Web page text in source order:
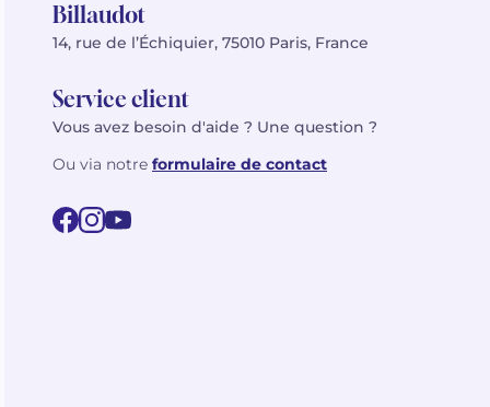
Billaudot
14, rue de l’Échiquier, 75010 Paris, France
Service client
Vous avez besoin d'aide ? Une question ?
Ou via notre formulaire de contact